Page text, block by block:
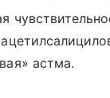
астма.